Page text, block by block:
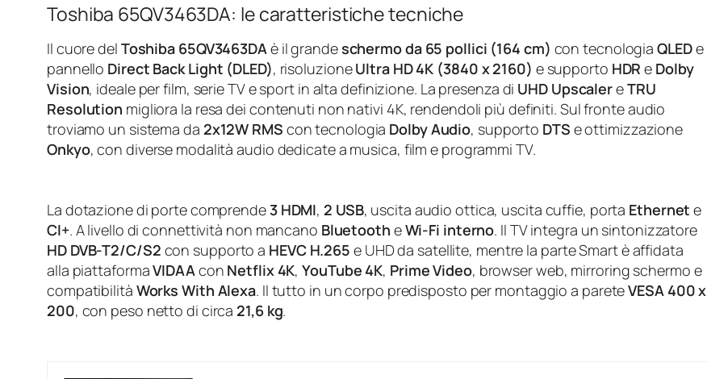
Toshiba 65QV3463DA: le caratteristiche tecniche
Il cuore del Toshiba 65QV3463DAè il grandeschermo da 65 pollici (164 cm) con tecnologiaQLEDe
pannello Direct Back Light (DLED), risoluzioneUltra HD 4K (3840 x 2160) e supporto HDR e Dolby
Vision, ideale per film, serie TV e sport in alta definizione. La presenza di UHD UpscalereTRU
Resolution migliora la resa dei contenuti non nativi 4K, rendendoli più definiti. Sul fronte audio
troviamo un sistema da 2x12W RMS con tecnologia Dolby Audio, supporto DTS e ottimizzazione
Onkyo, con diverse modalità audio dedicate a musica, film e programmi TV.
La dotazione di porte comprende 3 HDMI, 2 USB, uscita audio ottica, uscita cuffie, porta Ethernet e
CI+. A livello di connettività non mancano Bluetooth eWi‑Fi interno. Il TV integra un sintonizzatore
HD DVB-T2/C/S2 con supporto a HEVC H.265 e UHD da satellite, mentre la parte Smart è affidata
alla piattaformaVIDAAcon Netflix 4K,YouTube 4K, Prime Video, browser web, mirroring schermo e
compatibilità Works With Alexa. Il tutto in un corpo predisposto per montaggio a pareteVESA 400 x
200, con peso netto di circa 21,6 kg.